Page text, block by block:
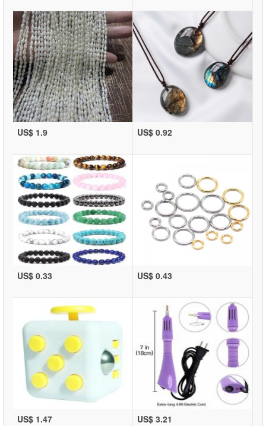
US$ 1.9 US$ 0.92
US$ 0.33 US$ 0.43
US$ 1.47 US$ 3.21